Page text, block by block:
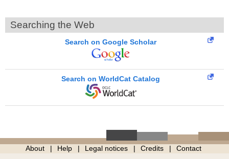
Searching the Web
Search on Google Scholar
Search on WorldCat Catalog
About Help Legal notices Credits Contact